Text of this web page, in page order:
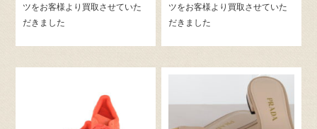
ツをお客様より買取させていた
だきました
ツをお客様より買取させていた
だきました